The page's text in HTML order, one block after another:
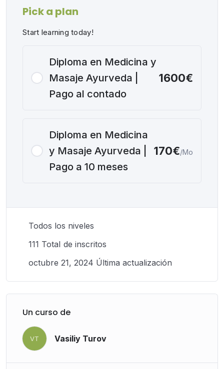
Pick a plan
Start learning today!
Diploma en Medicina y
Masaje Ayurveda |
Pago al contado
1600€
Diploma en Medicina
y Masaje Ayurveda |
Pago a 10 meses
170€/Mo
Todos los niveles
111 TotaI de inscritos
octubre 21, 2024 Última actualización
Un curso de
VT Vasiliy Turov